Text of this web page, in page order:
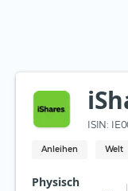
ISIN:
Anleihen Welt
Physisch